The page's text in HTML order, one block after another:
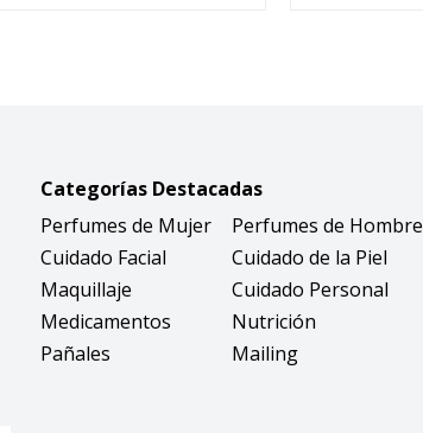
Categorías Destacadas
Perfumes de Mujer
Perfumes de Hombre
Cuidado Facial
Cuidado de la Piel
Maquillaje
Cuidado Personal
Medicamentos
Nutrición
Pañales
Mailing